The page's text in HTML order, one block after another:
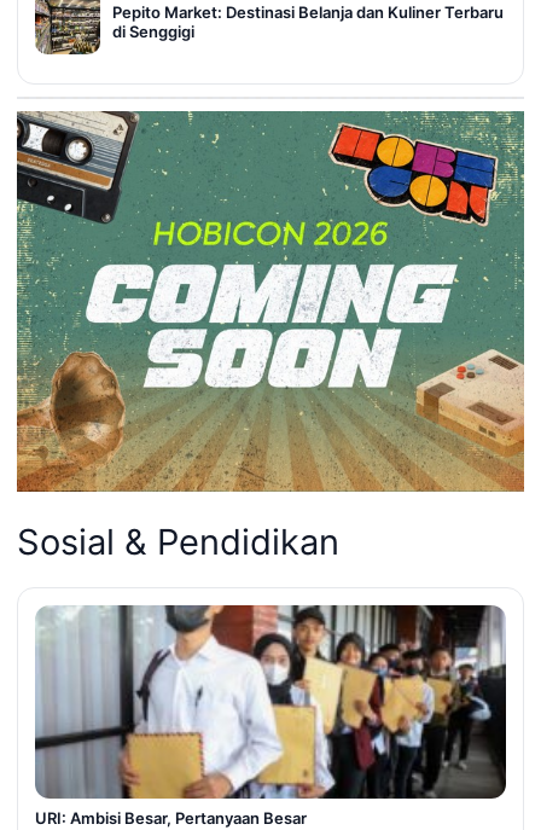
Pepito Market: Destinasi Belanja dan Kuliner Terbaru
di Senggigi
Sosial & Pendidikan
URI: Ambisi Besar, Pertanyaan Besar